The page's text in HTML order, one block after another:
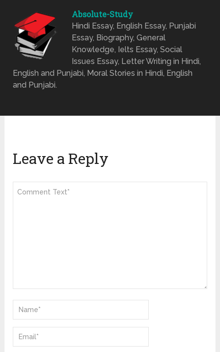
Absolute-Study
Hindi Essay, English Essay, Punjabi
Essay, Biography, General
Knowledge, Ielts Essay, Social
Issues Essay, Letter Writing in Hindi,
English and Punjabi, Moral Stories in Hindi, English
and Punjabi.
Leave a Reply